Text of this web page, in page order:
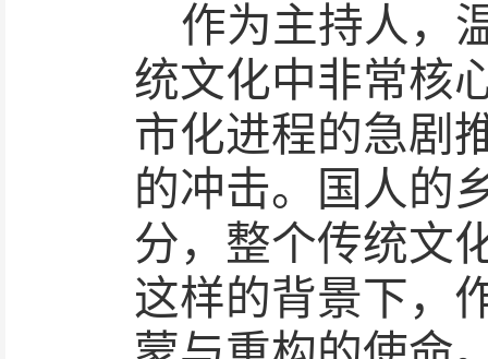
作为主持人，
统文化中非常核
市化进程的急剧
的冲击。国人的
分，整个传统文
这样的背景下，